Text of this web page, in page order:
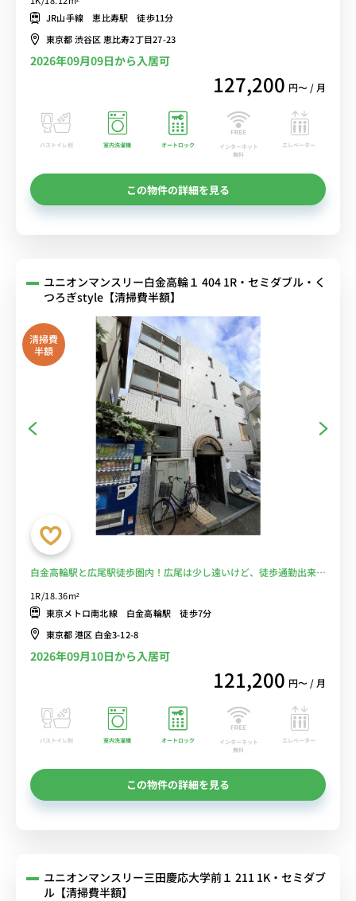
♪■複数路線の利用が可能/新宿・渋谷・東京まで乗換なしでアクセ
ス/国立科学博物館付属公園で自然も満喫できる■選べるWi-Fi格安レ
ンタル中！
JR山手線 恵比寿駅 徒歩11分
東京都 渋谷区 恵比寿2丁目27-23
2026年09月09日から入居可
127,200 円〜 / 月
バストイレ別 室内洗濯機 オートロック
インターネット
無料
エレベーター
この物件の詳細を見る
ユニオンマンスリー白金高輪１ 404 1R・セミダブル・く
つろぎstyle【清掃費半額】
清掃費
半額
白金高輪駅と広尾駅徒歩圏内！広尾は少し遠いけど、徒歩通勤出来る
タル中！
1R/18.36m²
東京メトロ南北線 白金高輪駅 徒歩7分
東京都 港区 白金3-12-8
2026年09月10日から入居可
121,200 円〜 / 月
バストイレ別 室内洗濯機 オートロック
インターネット
無料
エレベーター
この物件の詳細を見る
ユニオンマンスリー三田慶応大学前１ 211 1K・セミダブ
ル【清掃費半額】